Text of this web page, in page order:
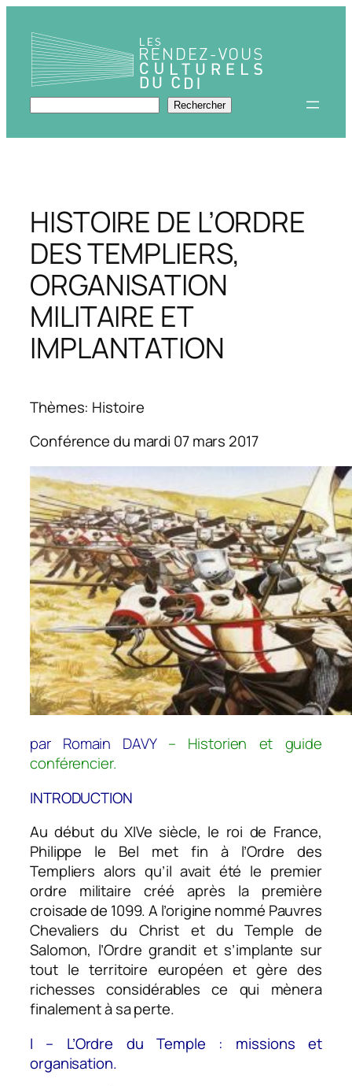
contenu
Rechercher Rechercher
HISTOIRE DE L’ORDRE
DES TEMPLIERS,
ORGANISATION
MILITAIRE ET
IMPLANTATION
Thèmes: Histoire
Conférence du mardi 07 mars 2017
par Romain DAVY
– Historien et guide
conférencier.
INTRODUCTION
Au début du XIVe siècle, le roi de France,
Philippe le Bel met fin à l’Ordre des
Templiers alors qu’il avait été le premier
ordre militaire créé après la première
croisade de 1099. A l’origine nommé Pauvres
Chevaliers du Christ et du Temple de
Salomon, l’Ordre grandit et s’implante sur
tout le territoire européen et gère des
richesses considérables ce qui mènera
finalement à sa perte.
I – L’Ordre du Temple : missions et
organisation.